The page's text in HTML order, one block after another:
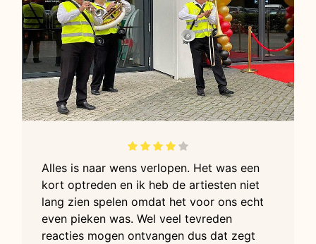
Alles is naar wens verlopen. Het was een
kort optreden en ik heb de artiesten niet
lang zien spelen omdat het voor ons echt
even pieken was. Wel veel tevreden
reacties mogen ontvangen dus dat zegt